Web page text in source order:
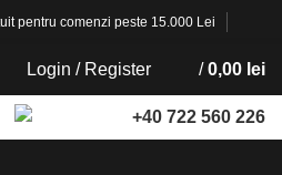
pentru comenzi peste 15.000 Lei
Login / Register / 0,00 lei
+40 722 560 226